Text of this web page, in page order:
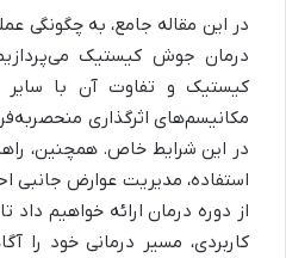
در این مقاله جامع، به چگونگی
درمان جوش کیستیک
کیستیک و تفاوت آن با سایر
مکانیسم‌های اثرگذاری
در این شرایط خاص. همچنین،
استفاده، مدیریت عوارض جانبی
از دوره درمان ارائه خواهیم داد
کاربردی، مسیر درمانی خود را